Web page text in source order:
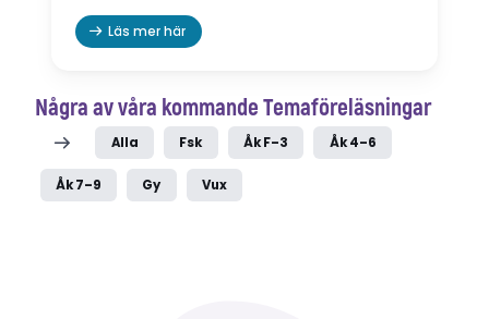
Läs mer här
Några av våra kommande Temaföreläsningar
Alla Fsk Åk F–3 Åk 4–6
Åk 7–9 Gy Vux